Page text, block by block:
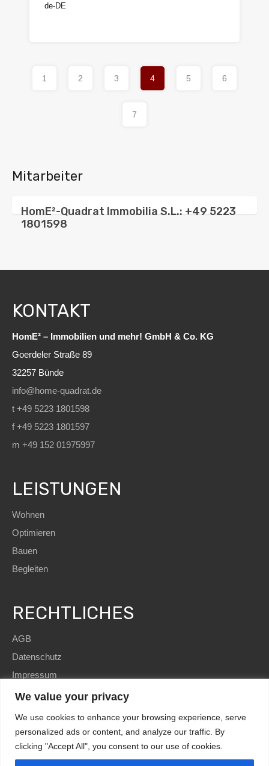
We value your privacy
We use cookies to enhance your browsing experience, serve
personalized ads or content, and analyze our traffic. By
clicking "Accept All", you consent to our use of cookies.
de-DE
1 2 3 4 5 6
7
Mitarbeiter
HomE²-Quadrat Immobilia S.L.: +49 5223
1801598
KONTAKT
HomE² – Immobilien und mehr! GmbH & Co. KG
Goerdeler Straße 89
32257 Bünde
info@home-quadrat.de
t +49 5223 1801598
f +49 5223 1801597
m +49 152 01975997
LEISTUNGEN
Wohnen
Optimieren
Bauen
Begleiten
RECHTLICHES
AGB
Datenschutz
Impressum
SEOand Website byimmoWebdesign| Copyright © 2022